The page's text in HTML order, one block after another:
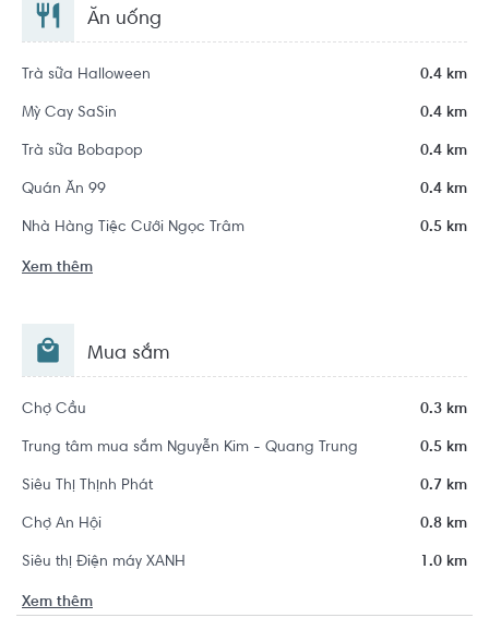
Ăn uống
Trà sữa Halloween 0.4 km
Mỳ Cay SaSin 0.4 km
Trà sữa Bobapop 0.4 km
Quán Ăn 99 0.4 km
Nhà Hàng Tiệc Cưới Ngọc Trâm 0.5 km
Xem thêm
Mua sắm
Chợ Cầu 0.3 km
Trung tâm mua sắm Nguyễn Kim - Quang Trung 0.5 km
Siêu Thị Thịnh Phát 0.7 km
Chợ An Hội 0.8 km
Siêu thị Điện máy XANH 1.0 km
Xem thêm